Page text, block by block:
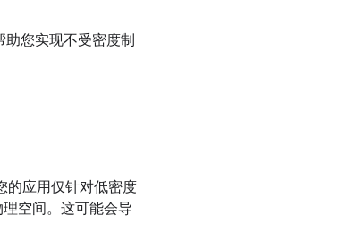
您实现不受密度制
的应用仅针对低密度
空间。这可能会导